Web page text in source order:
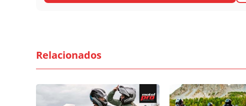
Relacionados